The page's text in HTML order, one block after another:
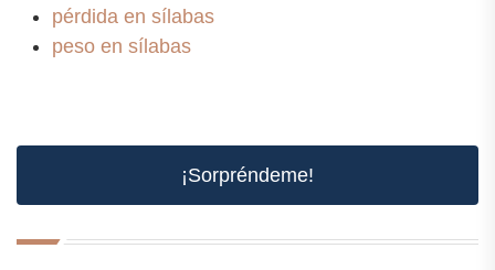
pérdida en sílabas
peso en sílabas
¡Sorpréndeme!